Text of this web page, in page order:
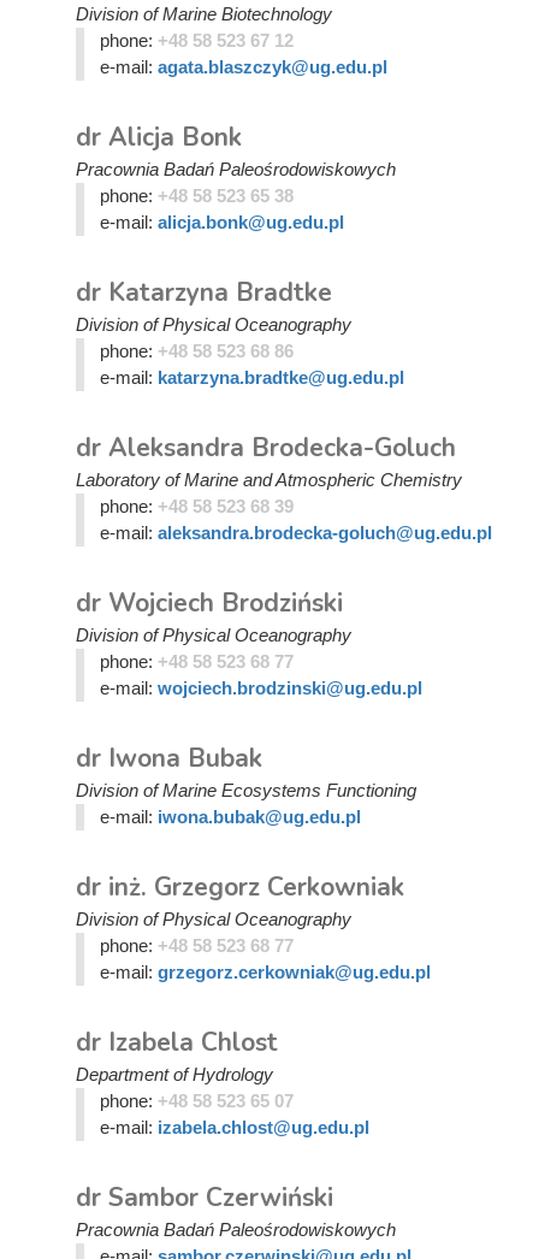
Division of Marine Biotechnology
phone: +48 58 523 67 12
e-mail: agata.blaszczyk@ug.edu.pl
dr Alicja Bonk
Pracownia Badań Paleośrodowiskowych
phone: +48 58 523 65 38
e-mail: alicja.bonk@ug.edu.pl
dr Katarzyna Bradtke
Division of Physical Oceanography
phone: +48 58 523 68 86
e-mail: katarzyna.bradtke@ug.edu.pl
dr Aleksandra Brodecka-Goluch
Laboratory of Marine and Atmospheric Chemistry
phone: +48 58 523 68 39
e-mail: aleksandra.brodecka-goluch@ug.edu.pl
dr Wojciech Brodziński
Division of Physical Oceanography
phone: +48 58 523 68 77
e-mail: wojciech.brodzinski@ug.edu.pl
dr Iwona Bubak
Division of Marine Ecosystems Functioning
e-mail: iwona.bubak@ug.edu.pl
dr inż. Grzegorz Cerkowniak
Division of Physical Oceanography
phone: +48 58 523 68 77
e-mail: grzegorz.cerkowniak@ug.edu.pl
dr Izabela Chlost
Department of Hydrology
phone: +48 58 523 65 07
e-mail: izabela.chlost@ug.edu.pl
dr Sambor Czerwiński
Pracownia Badań Paleośrodowiskowych